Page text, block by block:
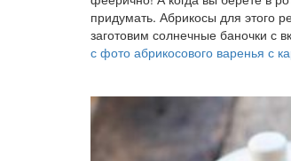
придумать. Абрикосы для этого
заготовим солнечные баночки с
с фото абрикосового варенья с